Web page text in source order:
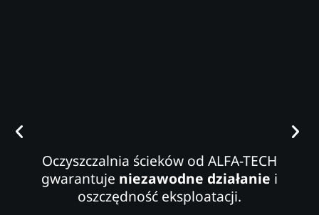
Oczyszczalnia ścieków od ALFA-TECH
gwarantuje niezawodne działanie i
oszczędność eksploatacji.